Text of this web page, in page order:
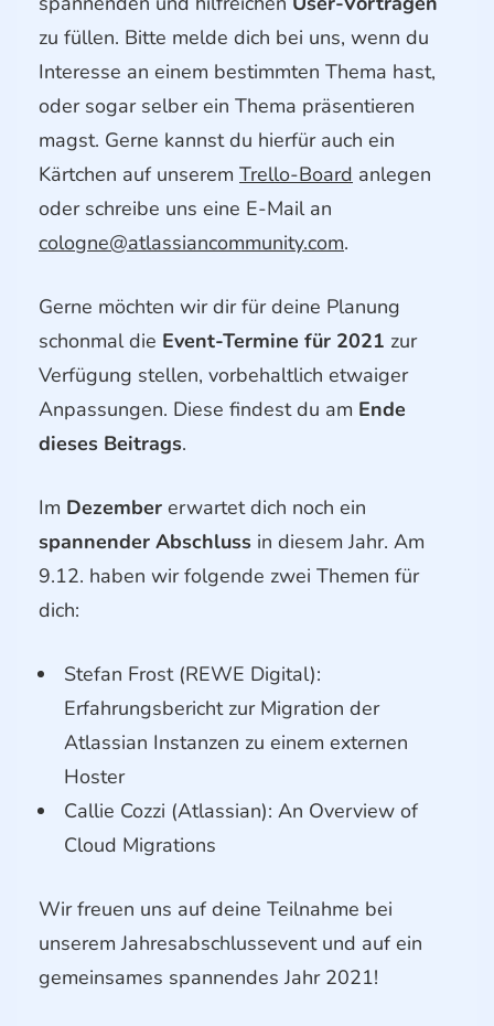
zu füllen. Bitte melde dich bei uns, wenn du
Interesse an einem bestimmten Thema hast,
oder sogar selber ein Thema präsentieren
magst. Gerne kannst du hierfür auch ein
Kärtchen auf unserem Trello-Board anlegen
oder schreibe uns eine E-Mail an
cologne@atlassiancommunity.com.
Gerne möchten wir dir für deine Planung
schonmal die Event-Termine für 2021 zur
Verfügung stellen, vorbehaltlich etwaiger
Anpassungen. Diese findest du am Ende
dieses Beitrags.
Im Dezember erwartet dich noch ein
spannender Abschluss in diesem Jahr. Am
9.12. haben wir folgende zwei Themen für
dich:
Stefan Frost (REWE Digital):
Erfahrungsbericht zur Migration der
Atlassian Instanzen zu einem externen
Hoster
Callie Cozzi (Atlassian): An Overview of
Cloud Migrations
Wir freuen uns auf deine Teilnahme bei
unserem Jahresabschlussevent und auf ein
gemeinsames spannendes Jahr 2021!